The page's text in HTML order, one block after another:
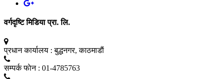
वर्गदृष्टि मिडिया प्रा. लि.
प्रधान कार्यालय : बुद्धनगर, काठमाडाैं
सम्पर्क फाेन : 01-4785763